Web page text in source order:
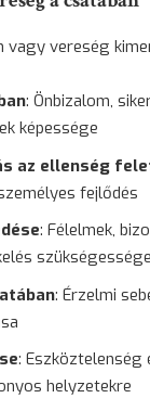
vereség
: Önbizalom,
képessége
az ellenség
fejlődés
: Félelmek,
szükségessége
: Érzelmi
: Eszköztelenség
helyzetekre